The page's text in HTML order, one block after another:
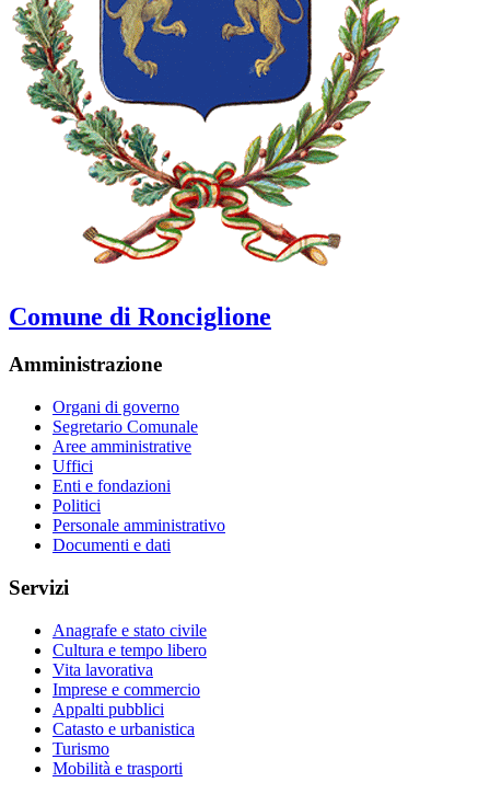
Comune di Ronciglione
Amministrazione
Organi di governo
Segretario Comunale
Aree amministrative
Uffici
Enti e fondazioni
Politici
Personale amministrativo
Documenti e dati
Servizi
Anagrafe e stato civile
Cultura e tempo libero
Vita lavorativa
Imprese e commercio
Appalti pubblici
Catasto e urbanistica
Turismo
Mobilità e trasporti